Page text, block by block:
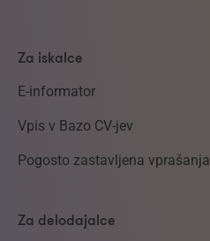
Za iskalce
E-informator
Vpis v Bazo CV-jev
Pogosto zastavljena vprašanja
Za delodajalce